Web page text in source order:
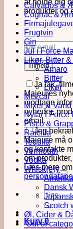
produkter og
Ja tak,
Majeures
modtage
nyheder,
email.
Jeg
Majeure må
og kontakte
om
Læs mere
Søg
efter:
Kurv0
Calvados &
Cognac &
Frugtvin
Gin
Jul i Force
Likør, Bitter
Amaro
Bitter
Likør
Mezcal
Mixer & Vand
Nytår i Force
Pisco &
Raicilla
Tequila
Vermouth
Vodka
Whisk(e)y
Dansk
Scotch
Øl, Cider &
‘Out of